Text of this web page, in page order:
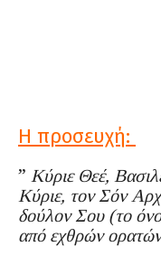
Η προσευχή:
” Κύριε Θεέ,
Κύριε, τον Σόν
δούλον Σου (το
από εχθρών